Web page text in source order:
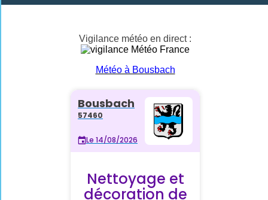
Vigilance météo en direct :
Météo à Bousbach